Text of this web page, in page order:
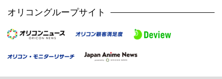
オリコングループサイト